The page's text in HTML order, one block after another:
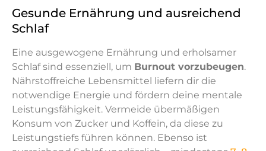
Gesunde Ernährung und ausreichend
Schlaf
Eine ausgewogene Ernährung und erholsamer
Schlaf sind essenziell, um Burnout vorzubeugen.
Nährstoffreiche Lebensmittel liefern dir die
notwendige Energie und fördern deine mentale
Leistungsfähigkeit. Vermeide übermäßigen
Konsum von Zucker und Koffein, da diese zu
Leistungstiefs führen können. Ebenso ist